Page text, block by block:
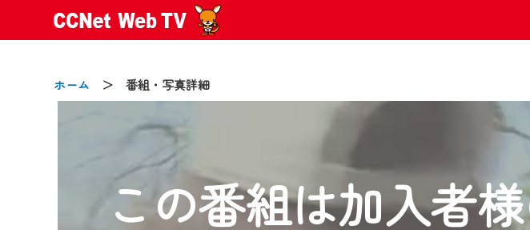
ホーム ＞ 番組・写真詳細
この番組は加入者
お
2024/09/02
動画配信サービス『CCNet Web TV』は2024年9月24日から